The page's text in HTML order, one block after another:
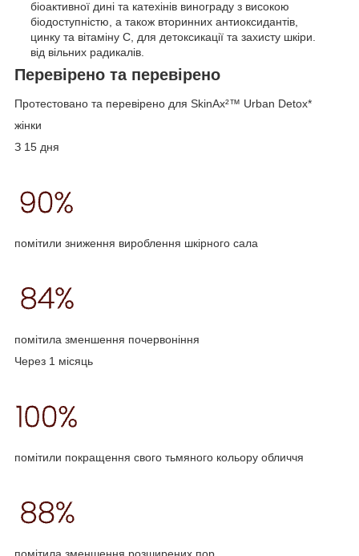
біоактивної дині та катехінів винограду з високою
біодоступністю, а також вторинних антиоксидантів,
цинку та вітаміну С, для детоксикації та захисту шкіри.
від вільних радикалів.
Перевірено та перевірено
Протестовано та перевірено для SkinAx²™ Urban Detox*
жінки
З 15 дня
помітили зниження вироблення шкірного сала
помітила зменшення почервоніння
Через 1 місяць
помітили покращення свого тьмяного кольору обличчя